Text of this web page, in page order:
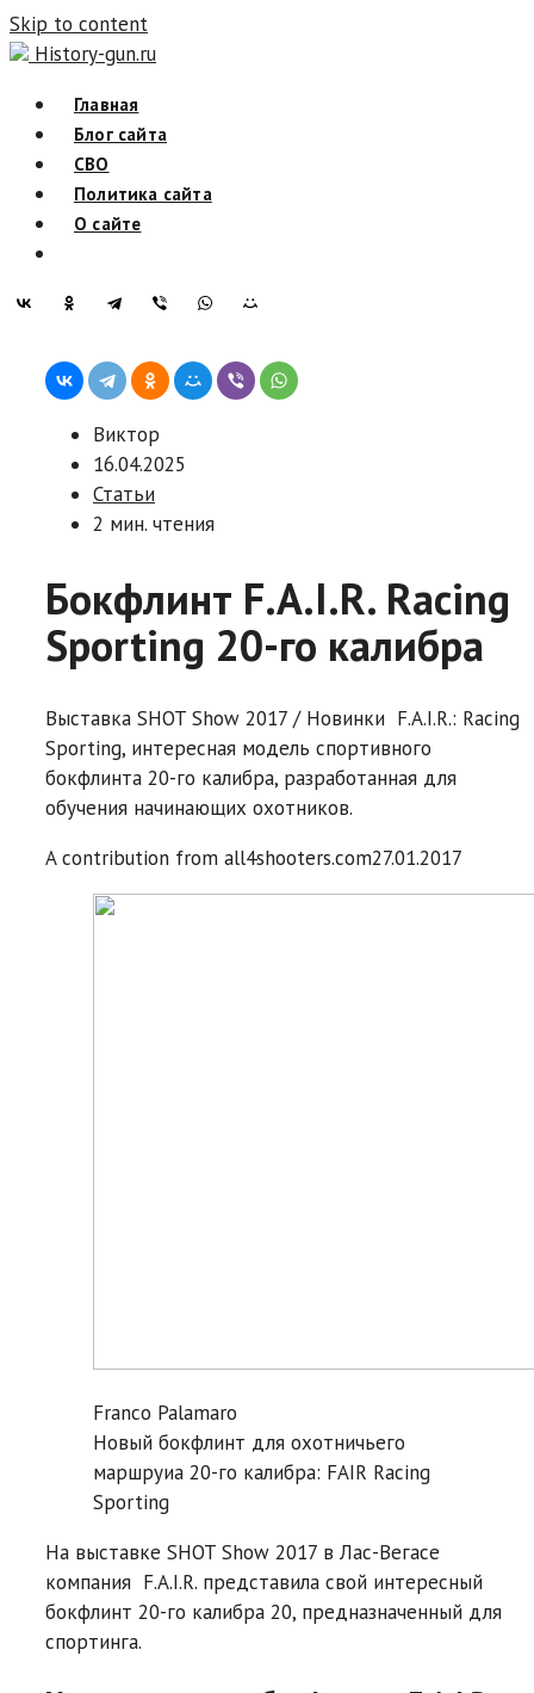
Skip to content
History-gun.ru
Главная
Блог сайта
СВО
Политика сайта
О сайте
Виктор
16.04.2025
Статьи
2 мин. чтения
Бокфлинт F.A.I.R. Racing
Sporting 20-го калибра
Выставка SHOT Show 2017 / Новинки F.A.I.R.: Racing
Sporting, интересная модель спортивного
бокфлинта 20-го калибра, разработанная для
обучения начинающих охотников.
A contribution from all4shooters.com27.01.2017
Franco Palamaro
Новый бокфлинт для охотничьего
маршруиа 20-го калибра: FAIR Racing
Sporting
На выставке SHOT Show 2017 в Лас-Вегасе
компания F.A.I.R. представила свой интересный
бокфлинт 20-го калибра 20, предназначенный для
спортинга.